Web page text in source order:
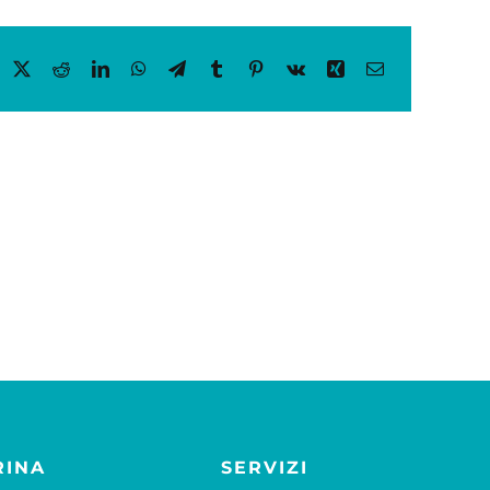
Facebook RedditLinkedInWhatsApp
TelegramTumblr Pinterest
Vk Xing Email
SERVIZI